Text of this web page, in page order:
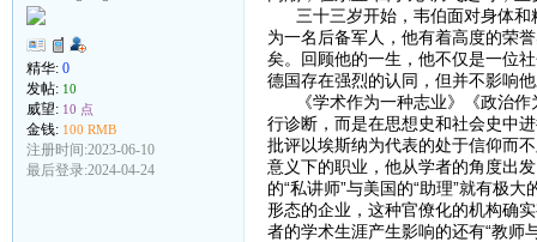
精华: 0
发帖: 10
威望: 10 点
金钱: 100 RMB
注册时间:2023-06-10
最后登录:2024-04-24
三十三岁开始，韦伯面对身体和
为一名后备军人，他有着高度的荣
矣。回顾他的一生，他不仅是一位
德国存在强烈的认同，但并不影响
《学术作为一种志业》《政治作
行诊断，而是在思想史和社会史中
批评以埃斯纳为代表的处于信仰而
意义下的职业，他从学者的角度出
的“私讲师”与美国的“助理”就有极
形态的企业，这种官僚化的机构确
者的学术生涯产生影响的还有“教师